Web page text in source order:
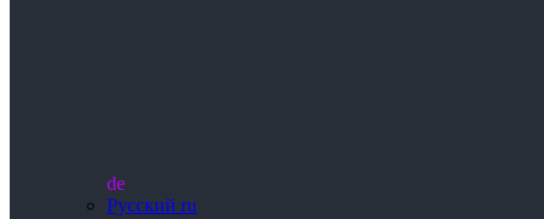
de
Русский ru